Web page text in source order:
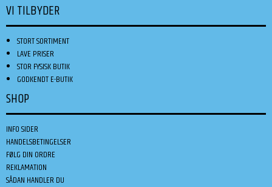
VI TILBYDER
STORT SORTIMENT
LAVE PRISER
STOR FYSISK BUTIK
GODKENDT E-BUTIK
SHOP
INFO SIDER
HANDELSBETINGELSER
FØLG DIN ORDRE
REKLAMATION
SÅDAN HANDLER DU